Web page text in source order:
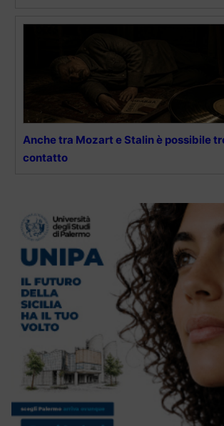
Anche tra Mozart e Stalin è possibile
contatto